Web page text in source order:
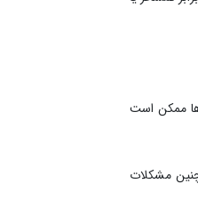
ممکن است
مشکلات